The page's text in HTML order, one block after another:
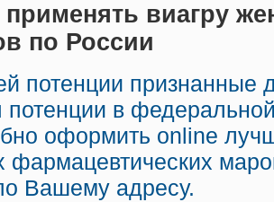
виагру
по России
потенции признанные
потенции в
оформить online
фармацевтических
Вашему адресу.